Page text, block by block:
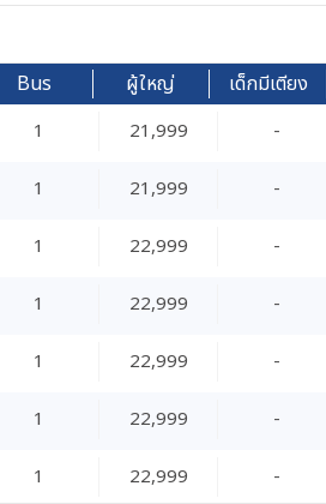
Bus ผู้ใหญ่ เด็กมีเตียง
1 21,999 -
1 21,999 -
1 22,999 -
1 22,999 -
1 22,999 -
1 22,999 -
1 22,999 -